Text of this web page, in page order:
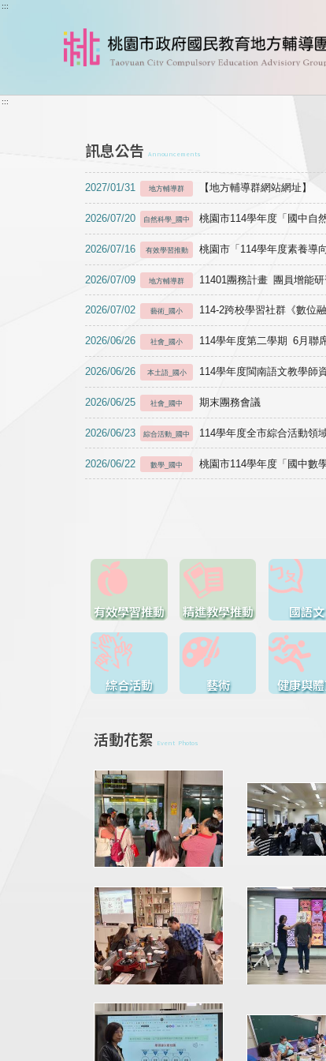
跳到主要內容
:::
:::
訊息公告 Announcements
2027/01/31 地方輔導群 【地方輔導群網站網址】
2026/07/20 自然科學_國中 桃園市114學年度「國中自
2026/07/16 有效學習推動 桃園市「114學年度素養導
2026/07/09 地方輔導群 11401團務計畫 團員增能
2026/07/02 藝術_國小 114-2跨校學習社群《數位
2026/06/26 社會_國小 114學年度第二學期 6月聯
2026/06/26 本土語_國小 114學年度閩南語文教學師
2026/06/25 社會_國中 期末團務會議
2026/06/23 綜合活動_國中 114學年度全市綜合活動領
2026/06/22 數學_國中 桃園市114學年度「國中數
有效學習推動 精進教學推動 國語文
綜合活動 藝術 健康與
活動花絮 Event Photos